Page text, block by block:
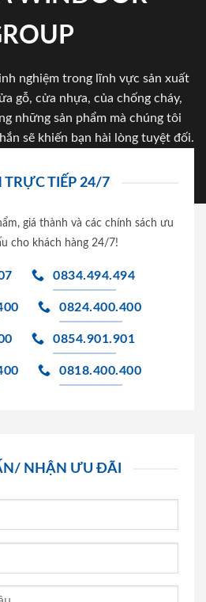
nghiệm trong lĩnh vực sản xuất
gỗ, cửa nhựa, của chống cháy,
những sản phẩm mà chúng tôi
sẽ khiến bạn hài lòng tuyệt đối.
TRỰC TIẾP 24/7
giá thành và các chính sách ưu
cho khách hàng 24/7!
0834.494.494
0824.400.400
0854.901.901
0818.400.400
NHẬN ƯU ĐÃI